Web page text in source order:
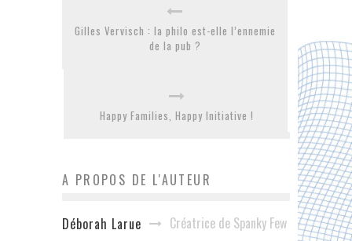
Gilles Vervisch : la philo est-elle l’ennemie
de la pub ?
Happy Families, Happy Initiative !
A PROPOS DE L'AUTEUR
Déborah Larue Créatrice de Spanky Few